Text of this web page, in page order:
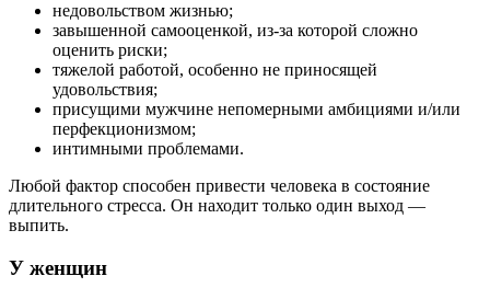
недовольством жизнью;
завышенной самооценкой, из-за которой сложно
оценить риски;
тяжелой работой, особенно не приносящей
удовольствия;
присущими мужчине непомерными амбициями и/или
перфекционизмом;
интимными проблемами.
Любой фактор способен привести человека в состояние
длительного стресса. Он находит только один выход —
выпить.
У женщин